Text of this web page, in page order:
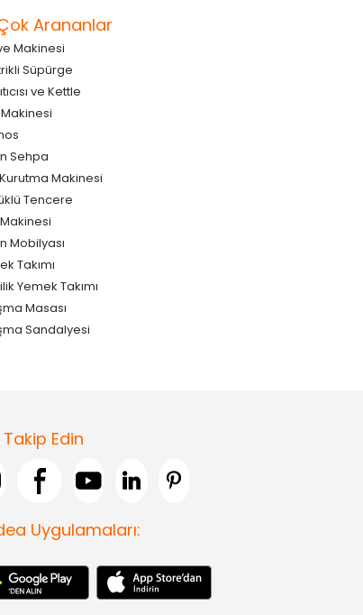
Arananlar
Makinesi
Süpürge
ve Kettle
Sehpa
Makinesi
Tencere
Mobilyası
Takımı
Yemek Takımı
Masası
Sandalyesi
Takip Edin
Uygulamaları: